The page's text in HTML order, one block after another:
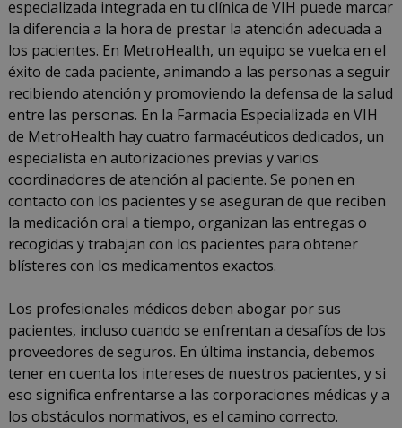
especializada integrada en tu clínica de VIH puede marcar
la diferencia a la hora de prestar la atención adecuada a
los pacientes. En MetroHealth, un equipo se vuelca en el
éxito de cada paciente, animando a las personas a seguir
recibiendo atención y promoviendo la defensa de la salud
entre las personas. En la Farmacia Especializada en VIH
de MetroHealth hay cuatro farmacéuticos dedicados, un
especialista en autorizaciones previas y varios
coordinadores de atención al paciente. Se ponen en
contacto con los pacientes y se aseguran de que reciben
la medicación oral a tiempo, organizan las entregas o
recogidas y trabajan con los pacientes para obtener
blísteres con los medicamentos exactos.
Los profesionales médicos deben abogar por sus
pacientes, incluso cuando se enfrentan a desafíos de los
proveedores de seguros. En última instancia, debemos
tener en cuenta los intereses de nuestros pacientes, y si
eso significa enfrentarse a las corporaciones médicas y a
los obstáculos normativos, es el camino correcto.